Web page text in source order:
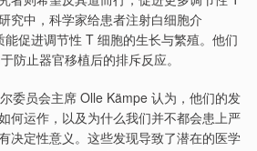
究中，科学家给患者注射白细胞介
促进调节性 T 细胞的生长与繁殖。他们
防止器官移植后的排斥反应。
委员会主席 Olle Kämpe 认为，他们的发
何运作，以及为什么我们并不都会患上严
决定性意义。这些发现导致了潜在的医学